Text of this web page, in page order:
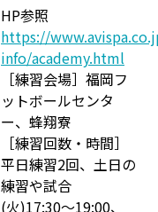
HP参照
https://
info/academy.html
［練習会場］福岡フ
ットボールセンタ
ー、蜂翔寮
［練習回数・時間］
平日練習2回、土日の
練習や試合
(火)17:30〜19:00、